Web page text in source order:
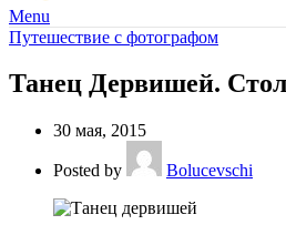
Menu
Путешествие с фотографом
Танец Дервишей.
30 мая, 2015
Posted by Bolucevschi